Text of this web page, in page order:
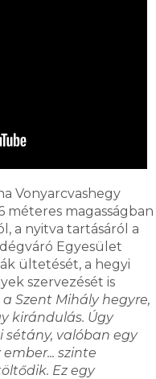
Vonyarcvashegy
méteres magasságban
a nyitva tartásáról a
Egyesület
ültetését, a hegyi
szervezését is
Szent Mihály hegyre,
kirándulás. Úgy
sétány, valóban egy
szinte
Ez egy